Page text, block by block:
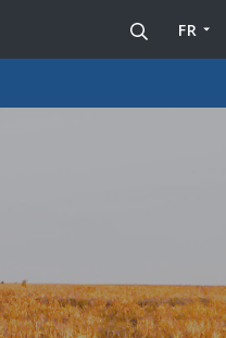
FR